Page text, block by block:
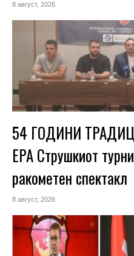
8 август, 2026
54 ГОДИНИ
ЕРА Струшкиот
ракометен спектакл
8 август, 2026